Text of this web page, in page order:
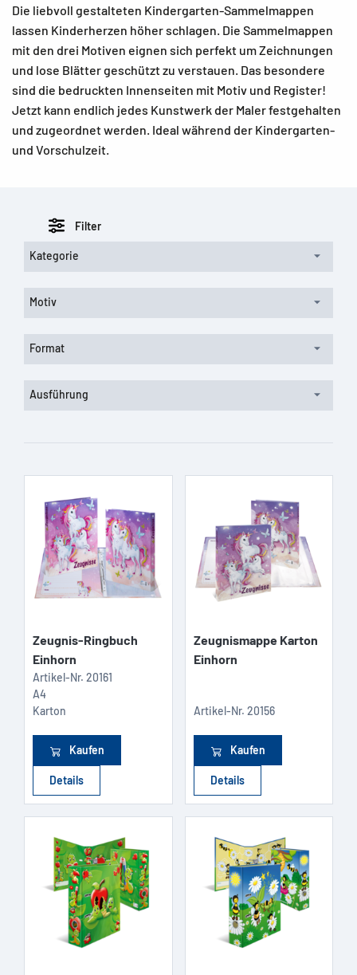
Die liebvoll gestalteten Kindergarten-Sammelmappen
lassen Kinderherzen höher schlagen. Die Sammelmappen
mit den drei Motiven eignen sich perfekt um Zeichnungen
und lose Blätter geschützt zu verstauen. Das besondere
sind die bedruckten Innenseiten mit Motiv und Register!
Jetzt kann endlich jedes Kunstwerk der Maler festgehalten
und zugeordnet werden. Ideal während der Kindergarten-
und Vorschulzeit.
Filter
Kategorie
Motiv
Format
Ausführung
Zeugnis-Ringbuch
Einhorn
Artikel-Nr. 20161
A4
Karton
Kaufen
Details
Zeugnismappe Karton
Einhorn
Artikel-Nr. 20156
Kaufen
Details